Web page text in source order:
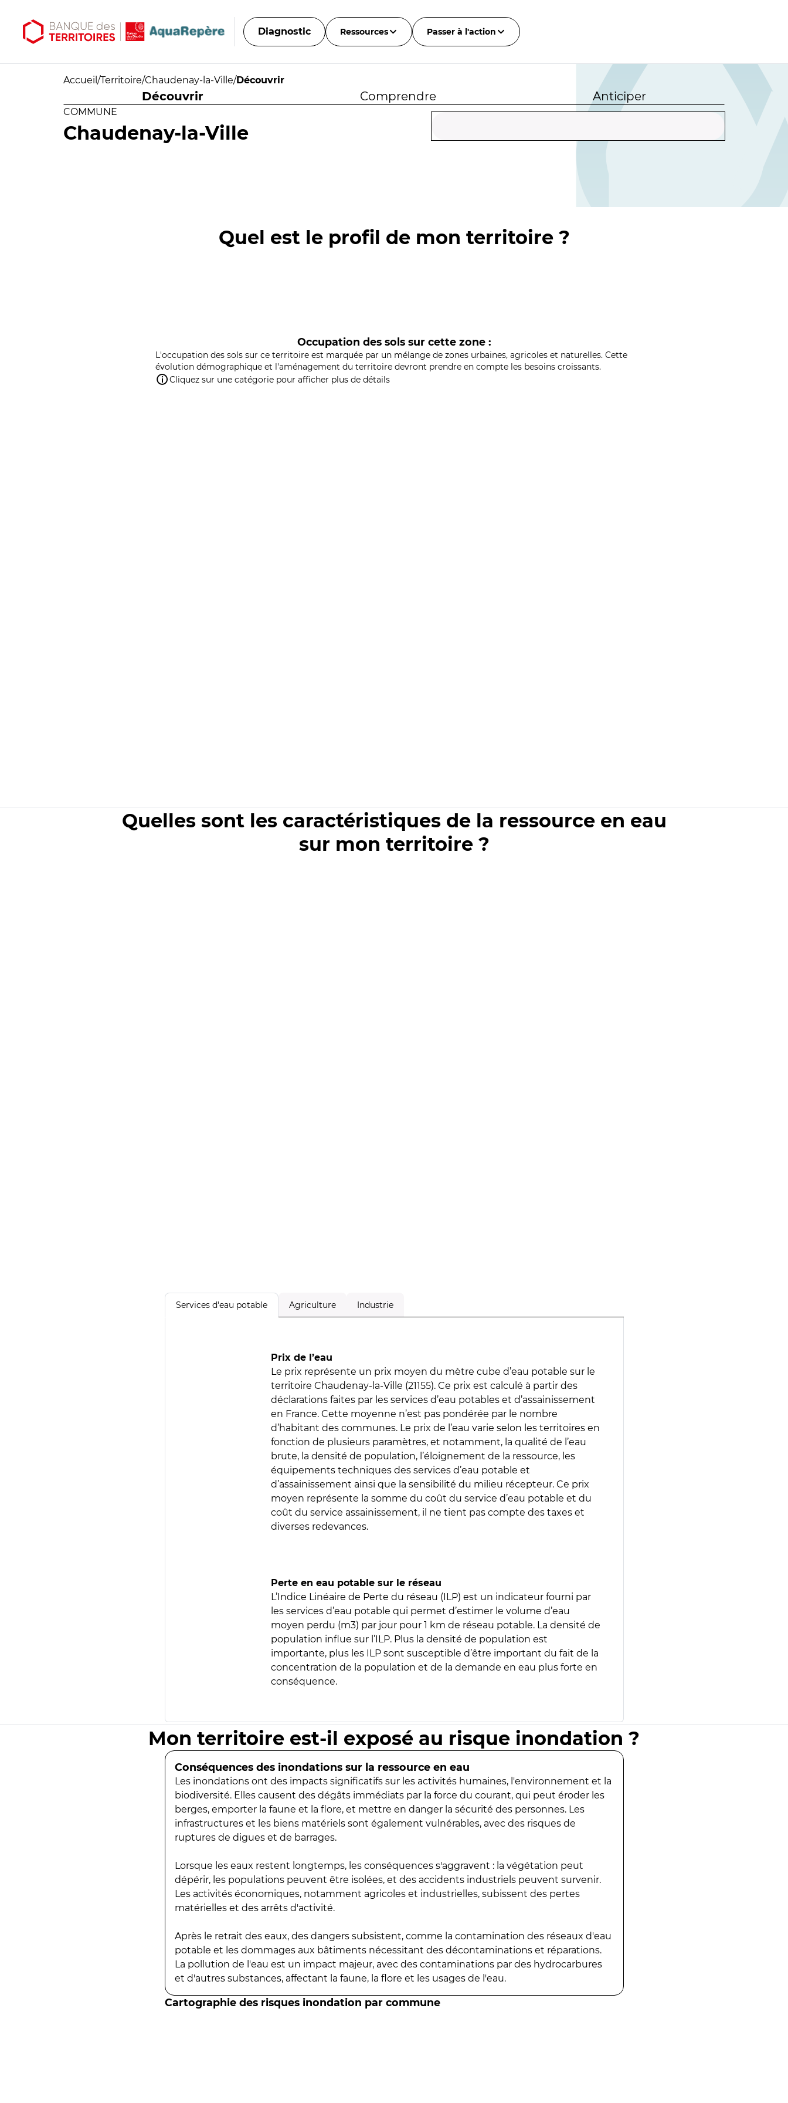
Diagnostic Ressources Passer à l'action
Accueil /Territoire/Chaudenay-la-Ville/Découvrir
Découvrir Comprendre Anticiper
COMMUNE
Chaudenay-la-Ville
Quel est le profil de mon territoire ?
Occupation des sols sur cette zone :
L'occupation des sols sur ce territoire est marquée par un mélange de zones urbaines, agricoles et naturelles. Cette
évolution démographique et l'aménagement du territoire devront prendre en compte les besoins croissants.
Cliquez sur une catégorie pour afficher plus de détails
Quelles sont les caractéristiques de la ressource en eau
sur mon territoire ?
Services d'eau potable Agriculture Industrie
Prix de l’eau
Le prix représente un prix moyen du mètre cube d’eau potable sur le
territoire Chaudenay-la-Ville (21155). Ce prix est calculé à partir des
déclarations faites par les services d’eau potables et d’assainissement
en France. Cette moyenne n’est pas pondérée par le nombre
d’habitant des communes. Le prix de l’eau varie selon les territoires en
fonction de plusieurs paramètres, et notamment, la qualité de l’eau
brute, la densité de population, l’éloignement de la ressource, les
équipements techniques des services d’eau potable et
d’assainissement ainsi que la sensibilité du milieu récepteur. Ce prix
moyen représente la somme du coût du service d’eau potable et du
coût du service assainissement, il ne tient pas compte des taxes et
diverses redevances.
Perte en eau potable sur le réseau
L’Indice Linéaire de Perte du réseau (ILP) est un indicateur fourni par
les services d’eau potable qui permet d’estimer le volume d’eau
moyen perdu (m3) par jour pour 1 km de réseau potable. La densité de
population influe sur l’ILP. Plus la densité de population est
importante, plus les ILP sont susceptible d’être important du fait de la
concentration de la population et de la demande en eau plus forte en
conséquence.
Mon territoire est-il exposé au risque inondation ?
Conséquences des inondations sur la ressource en eau
Les inondations ont des impacts significatifs sur les activités humaines, l'environnement et la
biodiversité. Elles causent des dégâts immédiats par la force du courant, qui peut éroder les
berges, emporter la faune et la flore, et mettre en danger la sécurité des personnes. Les
infrastructures et les biens matériels sont également vulnérables, avec des risques de
ruptures de digues et de barrages.
Lorsque les eaux restent longtemps, les conséquences s'aggravent : la végétation peut
dépérir, les populations peuvent être isolées, et des accidents industriels peuvent survenir.
Les activités économiques, notamment agricoles et industrielles, subissent des pertes
matérielles et des arrêts d'activité.
Après le retrait des eaux, des dangers subsistent, comme la contamination des réseaux d'eau
potable et les dommages aux bâtiments nécessitant des décontaminations et réparations.
La pollution de l'eau est un impact majeur, avec des contaminations par des hydrocarbures
et d'autres substances, affectant la faune, la flore et les usages de l'eau.
Cartographie des risques inondation par commune